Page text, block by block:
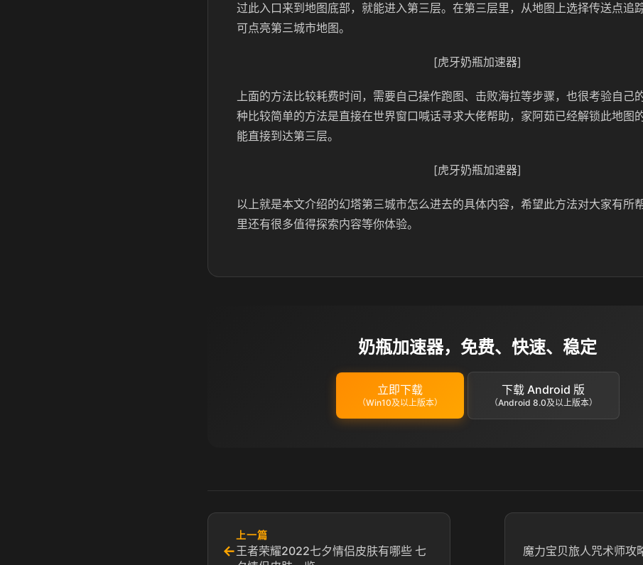
过此入口来到地图底部，就能进入第三层。在第三层里，从地图上选择传送点追
可点亮第三城市地图。
[虎牙奶瓶加速器]
上面的方法比较耗费时间，需要自己操作跑图、击败海拉等步骤，也很考验自己
种比较简单的方法是直接在世界窗口喊话寻求大佬帮助，家阿茹已经解锁此地图
能直接到达第三层。
[虎牙奶瓶加速器]
以上就是本文介绍的幻塔第三城市怎么进去的具体内容，希望此方法对大家有所
里还有很多值得探索内容等你体验。
奶瓶加速器，免费、快速、稳定
立即下载
（Win10及以上版本）
下载 Android 版
（Android 8.0及以上版本）
←
上一篇
王者荣耀2022七夕情侣皮肤有哪些 七
魔力宝贝旅人咒术师攻